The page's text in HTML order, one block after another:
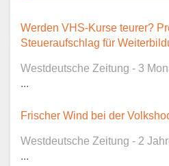
Dieser Teil dient
Kontaktaufnahme
Werden VHS-Kurse teurer?
Steueraufschlag für
Westdeutsche Zeitung - 3
...
Frischer Wind bei der
Westdeutsche Zeitung - 2
...